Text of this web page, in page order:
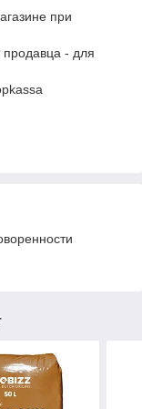
при
- для